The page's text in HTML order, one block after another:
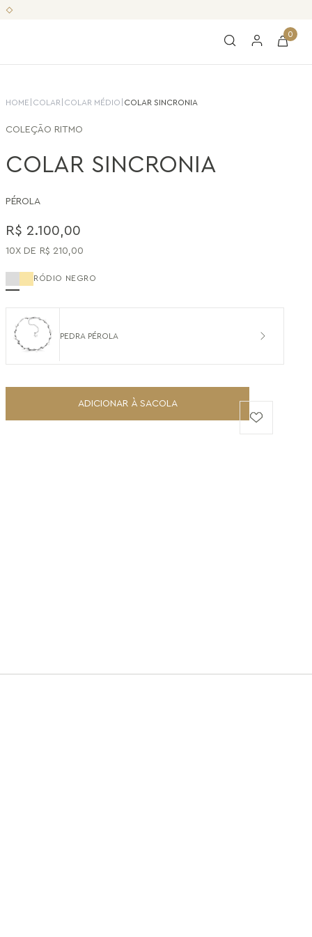
0
HOME COLAR COLAR MÉDIO COLAR SINCRONIA
COLEÇÃO RITMO
COLAR SINCRONIA
PÉROLA
R$ 2.100,00
10 R$ 210,00
RÓDIO NEGRO
PEDRA PÉROLA
ADICIONAR À SACOLA